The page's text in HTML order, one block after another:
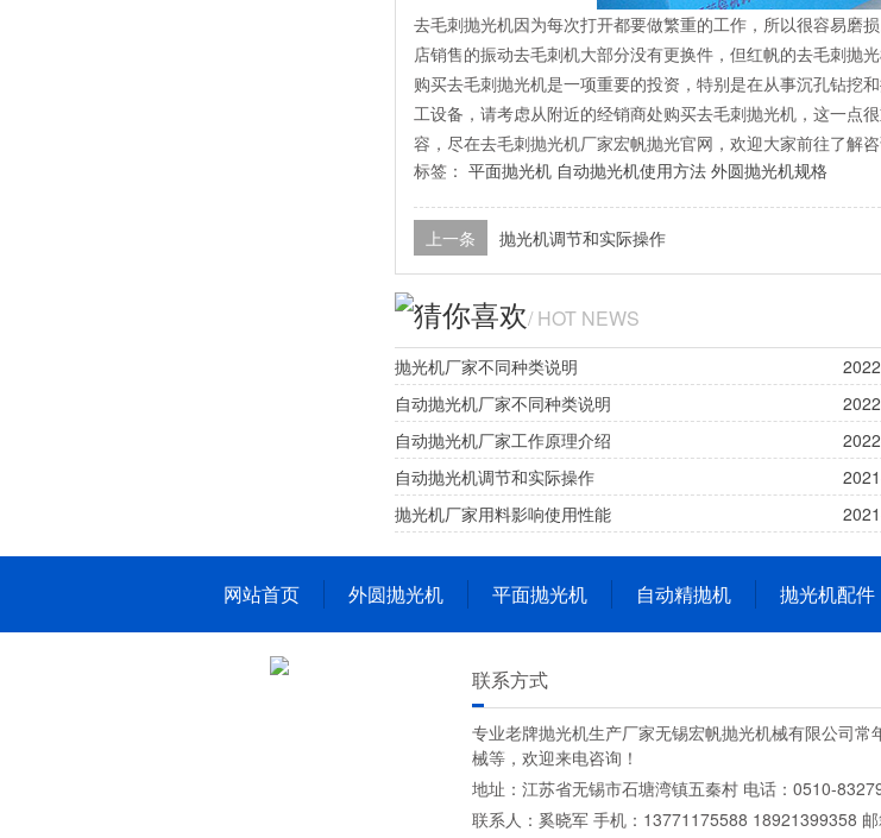
去毛刺抛光机因为每次打开都要做繁重的工作，所以很容易磨
店销售的振动去毛刺机大部分没有更换件，但红帆的去毛刺抛
购买去毛刺抛光机是一项重要的投资，特别是在从事沉孔钻挖
工设备，请考虑从附近的经销商处购买去毛刺抛光机，这一点
容，尽在去毛刺抛光机厂家宏帆抛光官网，欢迎大家前往了解咨
标签： 平面抛光机 自动抛光机使用方法 外圆抛光机规格
上一条 抛光机调节和实际操作
猜你喜欢/ HOT NEWS
抛光机厂家不同种类说明
自动抛光机厂家不同种类说明
自动抛光机厂家工作原理介绍
自动抛光机调节和实际操作
抛光机厂家用料影响使用性能
网站首页 外圆抛光机 平面抛光机 自动精抛机 抛光机配件
联系方式
专业老牌抛光机生产厂家无锡宏帆抛光机械有限公司
械等，欢迎来电咨询！
地址：江苏省无锡市石塘湾镇五秦村 电话：0510-
联系人：奚晓军 手机：13771175588 18921399358